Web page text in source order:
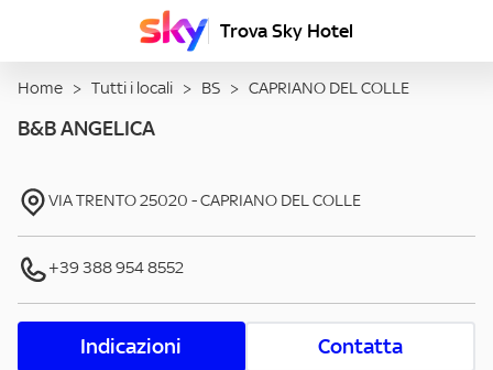
Trova Sky Hotel
Home > Tutti i locali > BS > CAPRIANO DEL COLLE
B&B ANGELICA
VIA TRENTO25020 -CAPRIANO DEL COLLE
+39 388 954 8552
Indicazioni Contatta